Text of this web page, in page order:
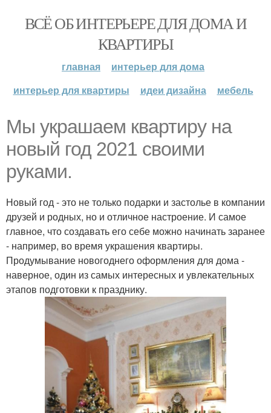
ВСЁ ОБ ИНТЕРЬЕРЕ ДЛЯ ДОМА И
КВАРТИРЫ
главная
интерьер для дома
интерьер для квартиры
идеи дизайна мебель
Мы украшаем квартиру на
новый год 2021 своими
руками.
Новый год - это не только подарки и застолье в компании
друзей и родных, но и отличное настроение. И самое
главное, что создавать его себе можно начинать заранее
- например, во время украшения квартиры.
Продумывание новогоднего оформления для дома -
наверное, один из самых интересных и увлекательных
этапов подготовки к празднику.